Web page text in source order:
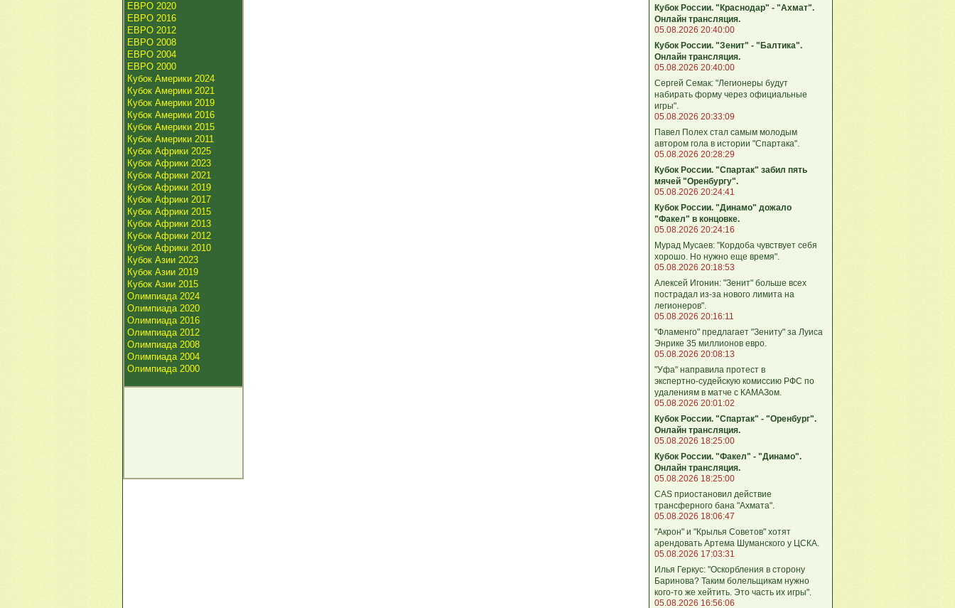
ЕВРО 2020
ЕВРО 2016
ЕВРО 2012
ЕВРО 2008
ЕВРО 2004
ЕВРО 2000
Кубок Америки 2024
Кубок Америки 2021
Кубок Америки 2019
Кубок Америки 2016
Кубок Америки 2015
Кубок Америки 2011
Кубок Африки 2025
Кубок Африки 2023
Кубок Африки 2021
Кубок Африки 2019
Кубок Африки 2017
Кубок Африки 2015
Кубок Африки 2013
Кубок Африки 2012
Кубок Африки 2010
Кубок Азии 2023
Кубок Азии 2019
Кубок Азии 2015
Олимпиада 2024
Олимпиада 2020
Олимпиада 2016
Олимпиада 2012
Олимпиада 2008
Олимпиада 2004
Олимпиада 2000
Кубок России. "Краснодар" - "Ахмат".
Онлайн трансляция.
05.08.2026 20:40:00
Кубок России. "Зенит" - "Балтика".
Онлайн трансляция.
05.08.2026 20:40:00
Сергей Семак: "Легионеры будут
набирать форму через официальные
игры".
05.08.2026 20:33:09
Павел Полех стал самым молодым
автором гола в истории "Спартака".
05.08.2026 20:28:29
Кубок России. "Спартак" забил пять
мячей "Оренбургу".
05.08.2026 20:24:41
Кубок России. "Динамо" дожало
"Факел" в концовке.
05.08.2026 20:24:16
Мурад Мусаев: "Кордоба чувствует себя
хорошо. Но нужно еще время".
05.08.2026 20:18:53
Алексей Игонин: "Зенит" больше всех
пострадал из-за нового лимита на
легионеров".
05.08.2026 20:16:11
"Фламенго" предлагает "Зениту" за Луиса
Энрике 35 миллионов евро.
05.08.2026 20:08:13
"Уфа" направила протест в
экспертно‑судейскую комиссию РФС по
удалениям в матче с КАМАЗом.
05.08.2026 20:01:02
Кубок России. "Спартак" - "Оренбург".
Онлайн трансляция.
05.08.2026 18:25:00
Кубок России. "Факел" - "Динамо".
Онлайн трансляция.
05.08.2026 18:25:00
CAS приостановил действие
трансферного бана "Ахмата".
05.08.2026 18:06:47
"Акрон" и "Крылья Советов" хотят
арендовать Артема Шуманского у ЦСКА.
05.08.2026 17:03:31
Илья Геркус: "Оскорбления в сторону
Баринова? Таким болельщикам нужно
кого‑то же хейтить. Это часть их игры".
05.08.2026 16:56:06